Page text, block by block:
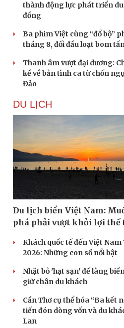
thành động lực phát triển
đồng
Ba phim Việt cùng “đổ bộ”
tháng 8, đối đầu loạt bom
Thanh âm vượt đại dương:
kể về bản tình ca từ chốn
Đảo
DU LỊCH
Du lịch biển Việt Nam:
phá phải vượt khỏi lợi thế
Khách quốc tế đến Việt
2026: Những con số nổi bật
Nhặt bỏ 'hạt sạn' để làng
giữ chân du khách
Cần Thơ cụ thể hóa “Ba kết
tiến đón dòng vốn và du
Lan